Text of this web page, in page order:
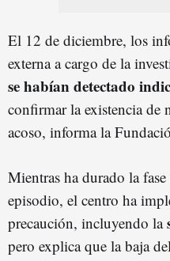
El 12 de diciembre, los
externa a cargo de la
se habían detectado
confirmar la existencia
acoso, informa la
Mientras ha durado la
episodio, el centro ha
precaución, incluyendo la
pero explica que la baja